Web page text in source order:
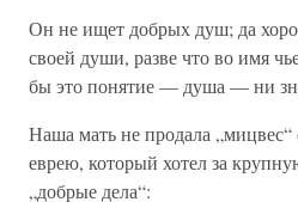
Он не ищет добрых душ; да
своей души, разве что во имя
бы это понятие — душа — ни
Наша мать не продала
еврею, который хотел за
„добрые дела“: